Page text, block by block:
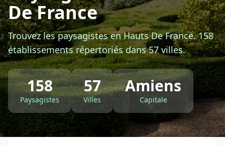
CGU-Confidentialité- Service proposé parViteUnDevis.com-Vous
De France
Trouvez les paysagistes en Hauts De France. 158
établissements répertoriés dans 57 villes.
158
Paysagistes
57
Villes
Amiens
Capitale